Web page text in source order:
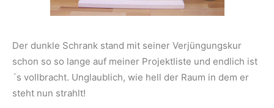
Der dunkle Schrank stand mit seiner Verjüngungskur
schon so so lange auf meiner Projektliste und endlich ist
´s vollbracht. Unglaublich, wie hell der Raum in dem er
steht nun strahlt!